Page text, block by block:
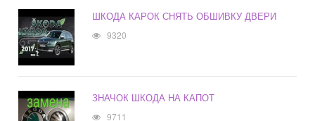
ШКОДА КАРОК СНЯТЬ ОБШИВКУ ДВЕРИ
9320
ЗНАЧОК ШКОДА НА КАПОТ
9711